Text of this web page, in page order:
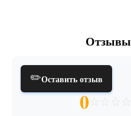
Отзывы
✏️Оставить отзыв
0☆ ☆ ☆ ☆